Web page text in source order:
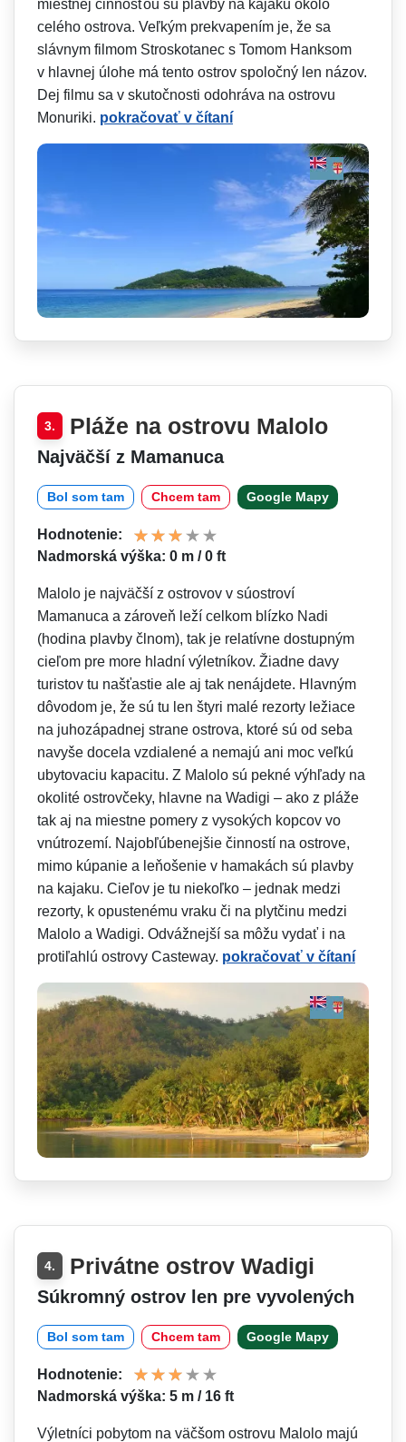
miestnej činnosťou sú plavby na kajaku okolo
celého ostrova. Veľkým prekvapením je, že sa
slávnym filmom Stroskotanec s Tomom Hanksom
v hlavnej úlohe má tento ostrov spoločný len názov.
Dej filmu sa v skutočnosti odohráva na ostrovu
Monuriki. pokračovať v čítaní
3. Pláže na ostrovu Malolo
Najväčší z Mamanuca
Bol som tam Chcem tam Google Mapy
Hodnotenie:
Nadmorská výška: 0 m / 0 ft
Malolo je najväčší z ostrovov v súostroví
Mamanuca a zároveň leží celkom blízko Nadi
(hodina plavby člnom), tak je relatívne dostupným
cieľom pre more hladní výletníkov. Žiadne davy
turistov tu našťastie ale aj tak nenájdete. Hlavným
dôvodom je, že sú tu len štyri malé rezorty ležiace
na juhozápadnej strane ostrova, ktoré sú od seba
navyše docela vzdialené a nemajú ani moc veľkú
ubytovaciu kapacitu. Z Malolo sú pekné výhľady na
okolité ostrovčeky, hlavne na Wadigi – ako z pláže
tak aj na miestne pomery z vysokých kopcov vo
vnútrozemí. Najobľúbenejšie činností na ostrove,
mimo kúpanie a leňošenie v hamakách sú plavby
na kajaku. Cieľov je tu niekoľko – jednak medzi
rezorty, k opustenému vraku či na plytčinu medzi
Malolo a Wadigi. Odvážnejší sa môžu vydať i na
protiľahlú ostrovy Casteway. pokračovať v čítaní
4. Privátne ostrov Wadigi
Súkromný ostrov len pre vyvolených
Bol som tam Chcem tam Google Mapy
Hodnotenie:
Nadmorská výška: 5 m / 16 ft
Výletníci pobytom na väčšom ostrovu Malolo majú